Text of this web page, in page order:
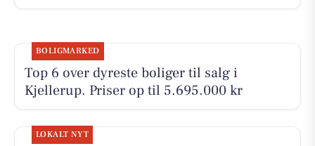
BOLIGMARKED
Top 6 over dyreste boliger til salg i
Kjellerup. Priser op til 5.695.000 kr
LOKALT NYT